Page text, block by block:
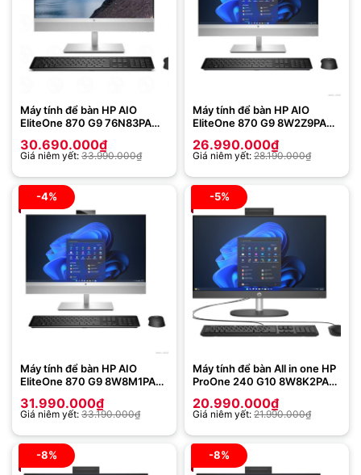
Máy tính để bàn HP AIO
EliteOne 870 G9 76N83PA
512GB | Intel UHD 770 | 27
inch QHD | Win 11 | Bạc)
30.690.000₫
Giá niêm yết: 33.990.000₫
Máy tính để bàn HP AIO
EliteOne 870 G9 8W2Z9PA
512 GB | Intel UHD Graphics
770 | 27 inch QHD | Win 11 SL
| Bạc)
26.990.000₫
Giá niêm yết: 28.190.000₫
-4%
Máy tính để bàn HP AIO
EliteOne 870 G9 8W8M1PA
512 GB | Intel UHD Graphics
770 | 27 inch QHD | Win 11 SL
| Bạc)
31.990.000₫
Giá niêm yết: 33.190.000₫
-5%
Máy tính để bàn All in one HP
ProOne 240 G10 8W8K2PA
256GB | Intel Iris Xe | 23.8
inch FHD | Win 11 | Đen)
20.990.000₫
Giá niêm yết: 21.990.000₫
-8% -8%